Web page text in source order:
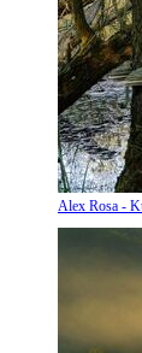
Alex Rosa -